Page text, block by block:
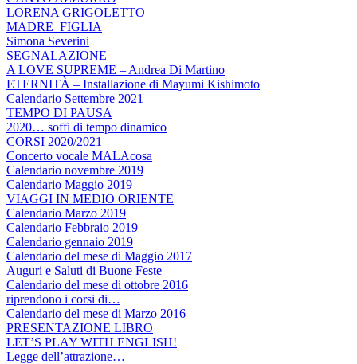
LORENA GRIGOLETTO
MADRE_FIGLIA
Simona Severini
SEGNALAZIONE
A LOVE SUPREME – Andrea Di Martino
ETERNITÀ – Installazione di Mayumi Kishimoto
Calendario Settembre 2021
TEMPO DI PAUSA
2020… soffi di tempo dinamico
CORSI 2020/2021
Concerto vocale MALAcosa
Calendario novembre 2019
Calendario Maggio 2019
VIAGGI IN MEDIO ORIENTE
Calendario Marzo 2019
Calendario Febbraio 2019
Calendario gennaio 2019
Calendario del mese di Maggio 2017
Auguri e Saluti di Buone Feste
Calendario del mese di ottobre 2016
riprendono i corsi di…
Calendario del mese di Marzo 2016
PRESENTAZIONE LIBRO
LET’S PLAY WITH ENGLISH!
Legge dell’attrazione…